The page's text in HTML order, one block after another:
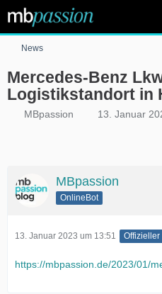
News
Mercedes-Benz
Logistikstandort in
MBpassion 13. Januar
MBpassion
OnlineBot
13. Januar 2023 um 13:51 Offizieller
https://mbpassion.de/2023/01/